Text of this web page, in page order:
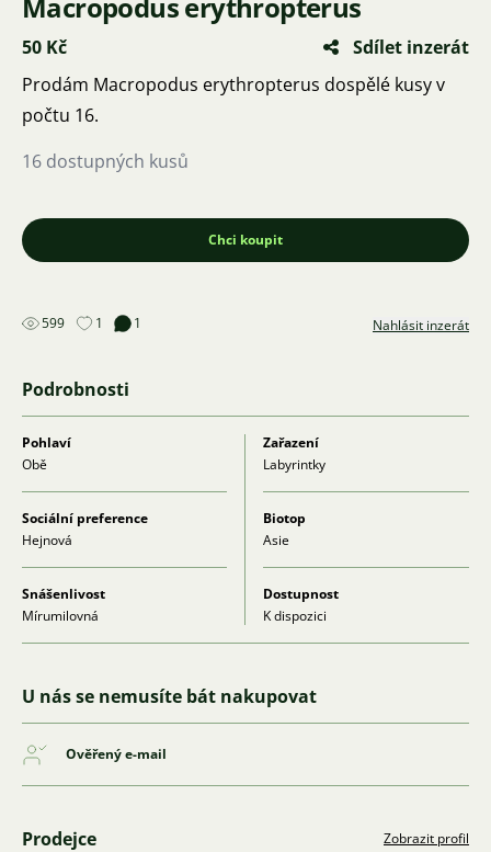
50 Kč
Sdílet inzerát
Prodám Macropodus erythropterus dospělé kusy v
počtu 16.
16 dostupných kusů
Chci koupit
599 1 1 Nahlásit inzerát
Podrobnosti
Pohlaví
Obě
Zařazení
Labyrintky
Sociální preference
Hejnová
Biotop
Asie
Snášenlivost
Mírumilovná
Dostupnost
K dispozici
U nás se nemusíte bát nakupovat
Ověřený e-mail
Prodejce Zobrazit profil